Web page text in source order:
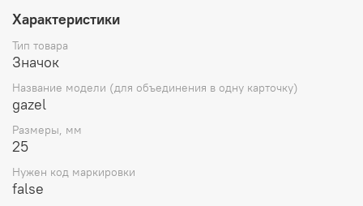
заказа.
Характеристики
Тип товара
Значок
Название модели (для объединения в одну карточку)
gazel
Размеры, мм
25
Нужен код маркировки
false